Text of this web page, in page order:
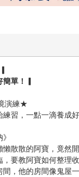
簡單！▎
演練★
習，一點一滴養成好
懶散散的阿寶，竟然
要教阿寶如何整理收
，他的房間像鬼屋